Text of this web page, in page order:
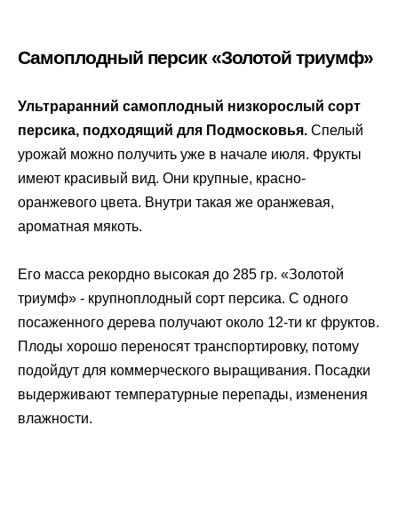
Самоплодный персик «Золотой триумф»
Ультраранний самоплодный низкорослый сорт
персика, подходящий для Подмосковья. Спелый
урожай можно получить уже в начале июля. Фрукты
имеют красивый вид. Они крупные, красно-
оранжевого цвета. Внутри такая же оранжевая,
ароматная мякоть.
Его масса рекордно высокая до 285 гр. «Золотой
триумф» - крупноплодный сорт персика. С одного
посаженного дерева получают около 12-ти кг фруктов.
Плоды хорошо переносят транспортировку, потому
подойдут для коммерческого выращивания. Посадки
выдерживают температурные перепады, изменения
влажности.